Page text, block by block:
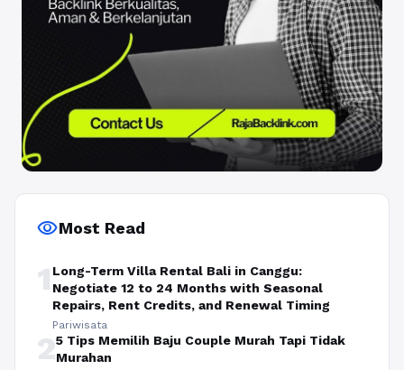
visibilityMost Read
1 Long-Term Villa Rental Bali in Canggu:
Negotiate 12 to 24 Months with Seasonal
Repairs, Rent Credits, and Renewal Timing
Pariwisata
25 Tips Memilih Baju Couple Murah Tapi Tidak
Murahan